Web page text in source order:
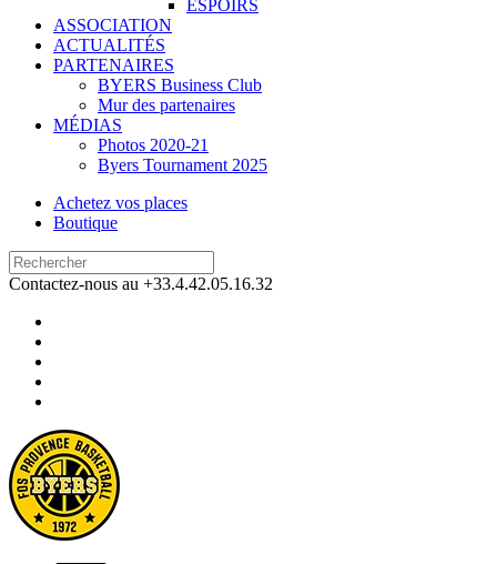
ESPOIRS
ASSOCIATION
ACTUALITÉS
PARTENAIRES
BYERS Business Club
Mur des partenaires
MÉDIAS
Photos 2020-21
Byers Tournament 2025
Achetez vos places
Boutique
Contactez-nous au +33.4.42.05.16.32